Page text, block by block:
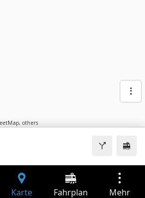
, others
Karte Fahrplan Mehr